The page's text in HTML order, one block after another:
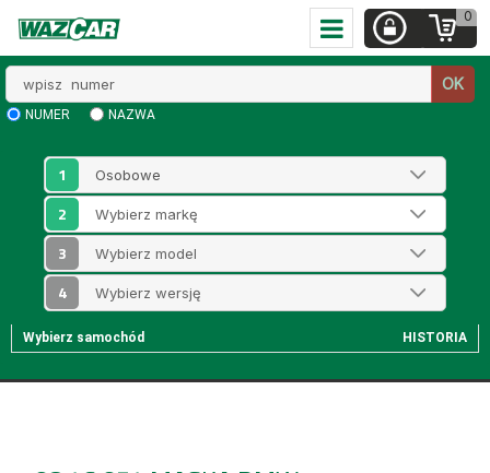
0
numer
OK
NUMER NAZWA
1
2
3
4
Wybierz samochód HISTORIA